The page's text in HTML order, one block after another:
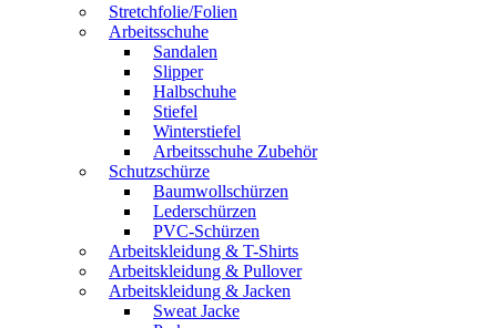
Stretchfolie/Folien
Arbeitsschuhe
Sandalen
Slipper
Halbschuhe
Stiefel
Winterstiefel
Arbeitsschuhe Zubehör
Schutzschürze
Baumwollschürzen
Lederschürzen
PVC-Schürzen
Arbeitskleidung & T-Shirts
Arbeitskleidung & Pullover
Arbeitskleidung & Jacken
Sweat Jacke